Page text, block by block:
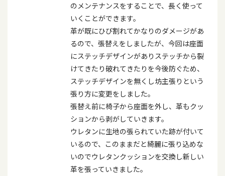
のメンテナンスをすることで、長く使って
いくことができます。
革が既にひび割れてかなりのダメージがあ
るので、張替えをしましたが、今回は座面
にステッチデザインがありステッチから裂
けてきたり破れてきたりを今後防ぐため、
ステッチデザインを無くし坊主張りという
張り方に変更をしました。
張替え前に椅子から座面を外し、革もクッ
ションから剥がしていきます。
ウレタンに生地の張られていた跡が付いて
いるので、このままだと綺麗に張り込めな
いのでウレタンクッションを交換し新しい
革を張っていきました。